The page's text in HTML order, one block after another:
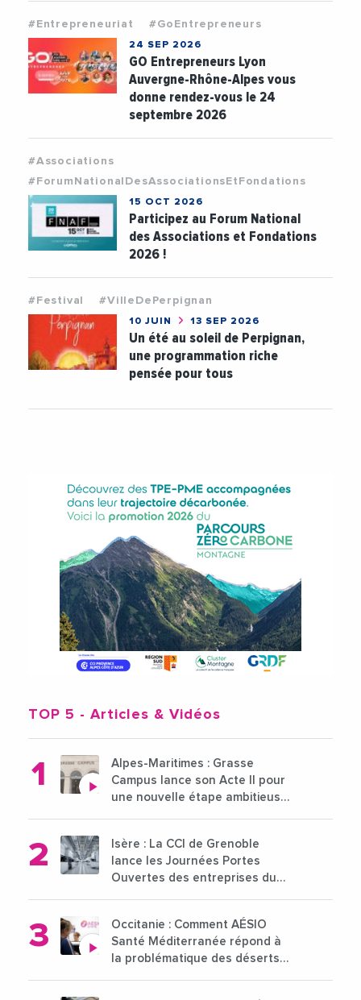
#Entrepreneuriat #GoEntrepreneurs
24 SEP 2026
GO Entrepreneurs Lyon
Auvergne-Rhône-Alpes vous
donne rendez-vous le 24
septembre 2026
#Associations
#ForumNationalDesAssociationsEtFondations
15 OCT 2026
Participez au Forum National
des Associations et Fondations
2026 !
#Festival #VilleDePerpignan
10 JUIN 13 SEP 2026
Un été au soleil de Perpignan,
une programmation riche
pensée pour tous
TOP 5 - Articles & Vidéos
Alpes-Maritimes : Grasse
Campus lance son Acte II pour
une nouvelle étape ambitieuse
Isère : La CCI de Grenoble
lance les Journées Portes
Ouvertes des entreprises du
Occitanie : Comment AÉSIO
Santé Méditerranée répond à
la problématique des déserts